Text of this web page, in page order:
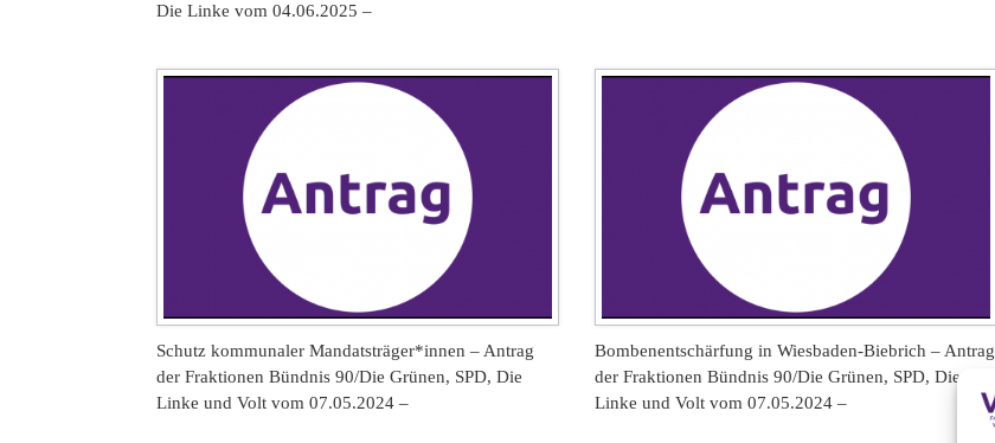
Die Linke vom 04.06.2025 –
Schutz kommunaler Mandatsträger*innen – Antrag
der Fraktionen Bündnis 90/Die Grünen, SPD, Die
Linke und Volt vom 07.05.2024 –
Bombenentschärfung in Wiesbaden-Biebrich – Antrag
der Fraktionen Bündnis 90/Die Grünen, SPD, Die
Linke und Volt vom 07.05.2024 –